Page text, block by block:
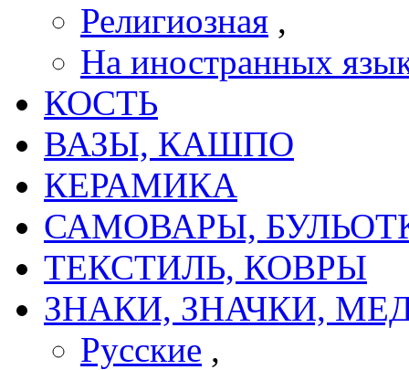
Религиозная ,
На иностранных
КОСТЬ
ВАЗЫ, КАШПО
КЕРАМИКА
САМОВАРЫ,
ТЕКСТИЛЬ, КОВРЫ
ЗНАКИ, ЗНАЧКИ,
Русские ,